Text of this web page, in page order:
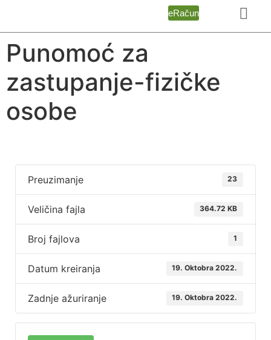
eRačun
Punomoć za
zastupanje-fizičke
osobe
Preuzimanje 23
Veličina fajla 364.72 KB
Broj fajlova 1
Datum kreiranja 19. Oktobra 2022.
Zadnje ažuriranje 19. Oktobra 2022.